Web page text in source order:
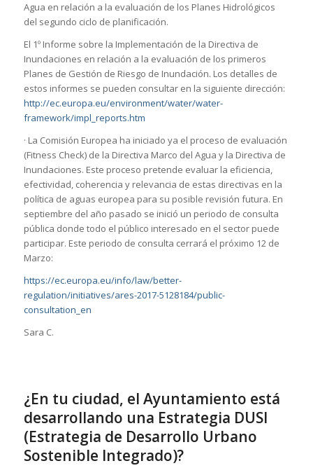
Agua en relación a la evaluación de los Planes Hidrológicos
del segundo ciclo de planificación.
El 1º Informe sobre la Implementación de la Directiva de
Inundaciones en relación a la evaluación de los primeros
Planes de Gestión de Riesgo de Inundación. Los detalles de
estos informes se pueden consultar en la siguiente dirección:
http://ec.europa.eu/environment/water/water-
framework/impl_reports.htm
· La Comisión Europea ha iniciado ya el proceso de evaluación
(Fitness Check) de la Directiva Marco del Agua y la Directiva de
Inundaciones. Este proceso pretende evaluar la eficiencia,
efectividad, coherencia y relevancia de estas directivas en la
política de aguas europea para su posible revisión futura. En
septiembre del año pasado se inició un periodo de consulta
pública donde todo el público interesado en el sector puede
participar. Este periodo de consulta cerrará el próximo 12 de
Marzo:
https://ec.europa.eu/info/law/better-
regulation/initiatives/ares-2017-5128184/public-
consultation_en
Sara C.
¿En tu ciudad, el Ayuntamiento está
desarrollando una Estrategia DUSI
(Estrategia de Desarrollo Urbano
Sostenible Integrado)?